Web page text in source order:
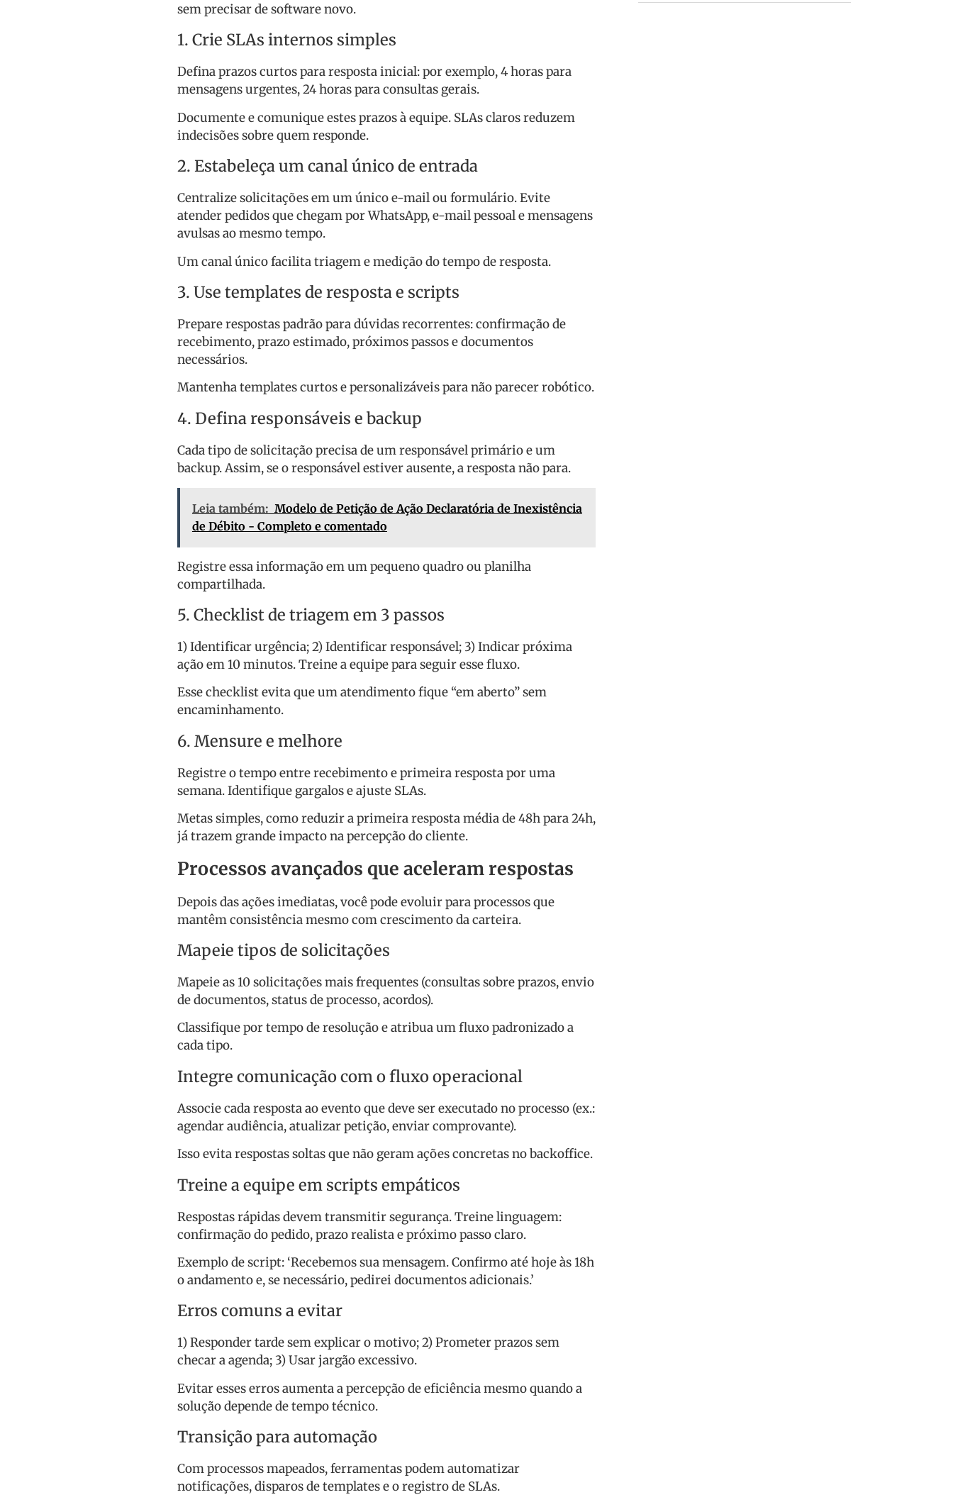
sem precisar de software novo.
1. Crie SLAs internos simples
Defina prazos curtos para resposta inicial: por exemplo, 4 horas para
mensagens urgentes, 24 horas para consultas gerais.
Documente e comunique estes prazos à equipe. SLAs claros reduzem
indecisões sobre quem responde.
2. Estabeleça um canal único de entrada
Centralize solicitações em um único e-mail ou formulário. Evite
atender pedidos que chegam por WhatsApp, e-mail pessoal e mensagens
avulsas ao mesmo tempo.
Um canal único facilita triagem e medição do tempo de resposta.
3. Use templates de resposta e scripts
Prepare respostas padrão para dúvidas recorrentes: confirmação de
recebimento, prazo estimado, próximos passos e documentos
necessários.
Mantenha templates curtos e personalizáveis para não parecer robótico.
4. Defina responsáveis e backup
Cada tipo de solicitação precisa de um responsável primário e um
backup. Assim, se o responsável estiver ausente, a resposta não para.
Leia também: Modelo de Petição de Ação Declaratória de Inexistência
de Débito - Completo e comentado
Registre essa informação em um pequeno quadro ou planilha
compartilhada.
5. Checklist de triagem em 3 passos
1) Identificar urgência; 2) Identificar responsável; 3) Indicar próxima
ação em 10 minutos. Treine a equipe para seguir esse fluxo.
Esse checklist evita que um atendimento fique “em aberto” sem
encaminhamento.
6. Mensure e melhore
Registre o tempo entre recebimento e primeira resposta por uma
semana. Identifique gargalos e ajuste SLAs.
Metas simples, como reduzir a primeira resposta média de 48h para 24h,
já trazem grande impacto na percepção do cliente.
Processos avançados que aceleram respostas
Depois das ações imediatas, você pode evoluir para processos que
mantêm consistência mesmo com crescimento da carteira.
Mapeie tipos de solicitações
Mapeie as 10 solicitações mais frequentes (consultas sobre prazos, envio
de documentos, status de processo, acordos).
Classifique por tempo de resolução e atribua um fluxo padronizado a
cada tipo.
Integre comunicação com o fluxo operacional
Associe cada resposta ao evento que deve ser executado no processo (ex.:
agendar audiência, atualizar petição, enviar comprovante).
Isso evita respostas soltas que não geram ações concretas no backoffice.
Treine a equipe em scripts empáticos
Respostas rápidas devem transmitir segurança. Treine linguagem:
confirmação do pedido, prazo realista e próximo passo claro.
Exemplo de script: ‘Recebemos sua mensagem. Confirmo até hoje às 18h
o andamento e, se necessário, pedirei documentos adicionais.’
Erros comuns a evitar
1) Responder tarde sem explicar o motivo; 2) Prometer prazos sem
checar a agenda; 3) Usar jargão excessivo.
Evitar esses erros aumenta a percepção de eficiência mesmo quando a
solução depende de tempo técnico.
Transição para automação
Com processos mapeados, ferramentas podem automatizar
notificações, disparos de templates e o registro de SLAs.